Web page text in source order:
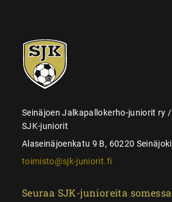
SJK-
juniorit
Seinäjoen Jalkapallokerho-juniorit ry /
SJK-juniorit
Alaseinäjoenkatu 9 B, 60220 Seinäjoki
toimisto@sjk-juniorit.fi
Seuraa SJK-junioreita somessa